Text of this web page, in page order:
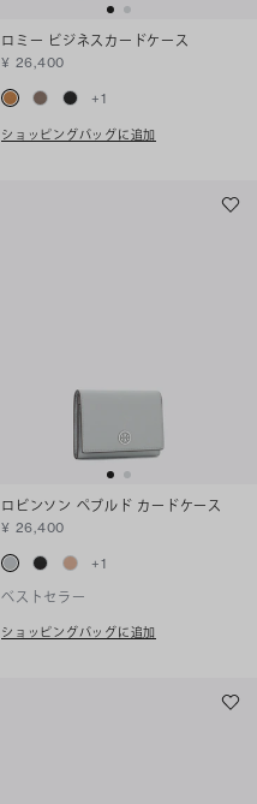
ロミー ビジネスカードケース
¥ 26,400
+1
ショッピングバッグに追加
ロビンソン ペブルド カードケース
¥ 26,400
+1
ベストセラー
ショッピングバッグに追加